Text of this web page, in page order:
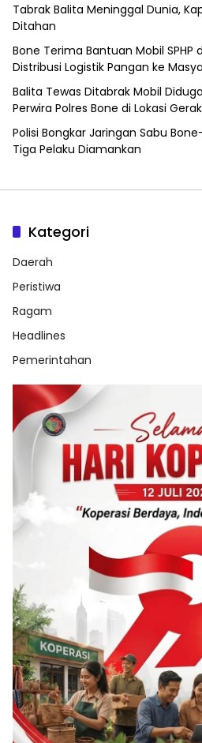
Tabrak Balita Meninggal Dunia,
Ditahan
Bone Terima Bantuan Mobil SPHP
Distribusi Logistik Pangan ke
Balita Tewas Ditabrak Mobil
Perwira Polres Bone di Lokasi
Polisi Bongkar Jaringan Sabu
Tiga Pelaku Diamankan
Kategori
Daerah
Peristiwa
Ragam
Headlines
Pemerintahan